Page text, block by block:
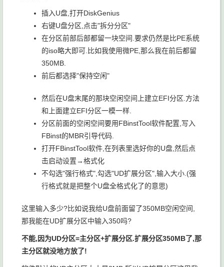
插入U盘,打开DiskGenius
右键U盘分区,点击"拆分分区"
在分区前部后部都留一块空间.要求仍然是比PE系统
的iso略大即可.比如我使用微PE,那么我在前后都留
350MB.
前后都选择"保持空闲"
然后在U盘末尾的那块空闲空间上建立EFI分区.方法
和上面建立EFI分区一模一样.
分区前面的空闲空间要用FBinstTool软件配置,写入
FBinst的MBR引导代码.
打开FBinstTool软件,在列表里选好你的U盘,然后点
击启动设置→格式化
不勾选"强行格式",勾选"UD扩展分区",输入大小.(强
行格式就是把整个U盘全格式化了的意思)
这里输入多少?比如说我给U盘前面留了350MB空闲空间,
那我能在UD扩展分区中输入350吗?
不能,因为UD分区=主分区+扩展分区.扩展分区350MB了,那
主分区就没地方放了!